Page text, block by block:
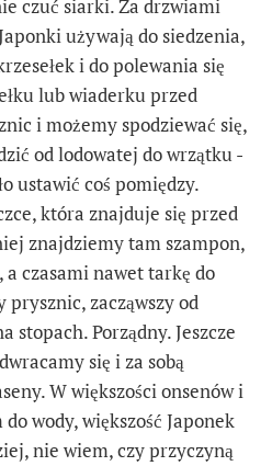
czuć siarki. Za drzwiami
używają do siedzenia,
i do polewania się
lub wiaderku przed
i możemy spodziewać się,
od lodowatej do wrzątku -
ustawić coś pomiędzy.
która znajduje się przed
znajdziemy tam szampon,
a czasami nawet tarkę do
zacząwszy od
stopach. Porządny. Jeszcze
się i za sobą
W większości onsenów i
wody, większość Japonek
nie wiem, czy przyczyną